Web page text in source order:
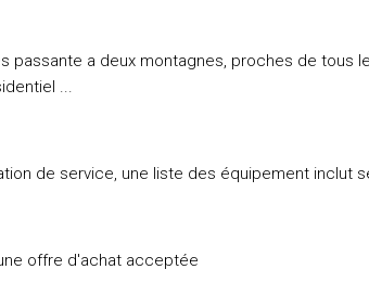
passante a deux montagnes, proches de tous
...
de service, une liste des équipement inclut
offre d'achat acceptée